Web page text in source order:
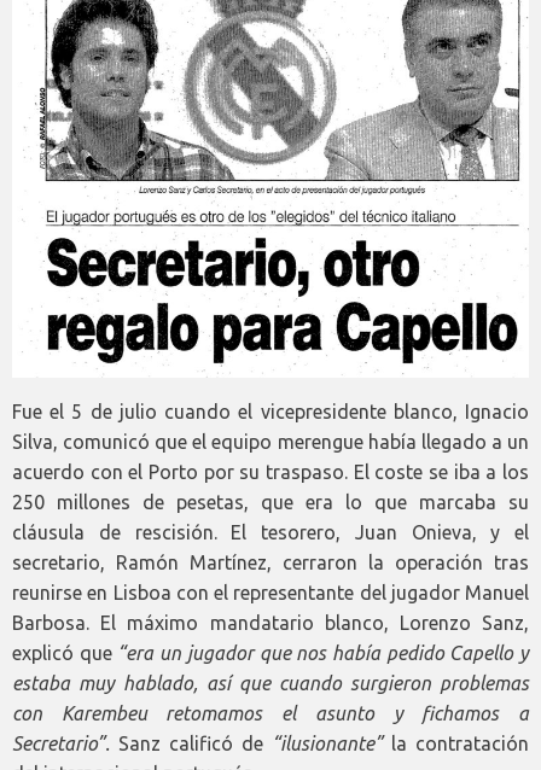
Fue el 5 de julio cuando el vicepresidente blanco, Ignacio
Silva, comunicó que el equipo merengue había llegado a un
acuerdo con el Porto por su traspaso. El coste se iba a los
250 millones de pesetas, que era lo que marcaba su
cláusula de rescisión. El tesorero, Juan Onieva, y el
secretario, Ramón Martínez, cerraron la operación tras
reunirse en Lisboa con el representante del jugador Manuel
Barbosa. El máximo mandatario blanco, Lorenzo Sanz,
explicó que “era un jugador que nos había pedido Capello y
estaba muy hablado, así que cuando surgieron problemas
con Karembeu retomamos el asunto y fichamos a
Secretario”. Sanz calificó de “ilusionante”la contratación